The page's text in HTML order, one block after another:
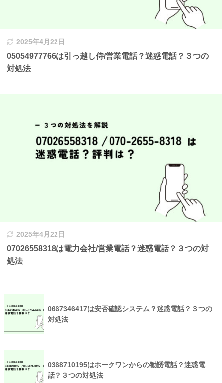
2025年4月22日
05054977766は引っ越し侍/営業電話？迷惑電話？３つの
対処法
2025年4月22日
07026558318は電力会社/営業電話？迷惑電話？３つの対
処法
0667346417は安否確認システム？迷惑電話？３つの
対処法
0368710195はホークワンからの勧誘電話？迷惑電
話？３つの対処法